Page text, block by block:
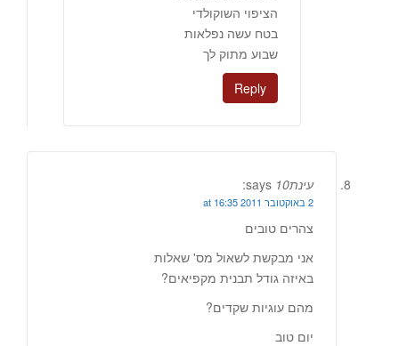
הציפוי השוקולדי
בטח עשה נפלאות
שבוע מתוק לך
Reply
עינת10 says:
2 באוקטובר 2011 at 16:35
צהרים טובים
אני מבקשת לשאול מס' שאלות
באיזה גודל תבנית מקפיאים?
מהם עוגיות שקדים?
יום טוב